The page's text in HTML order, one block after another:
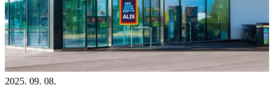
2025. 09. 08.